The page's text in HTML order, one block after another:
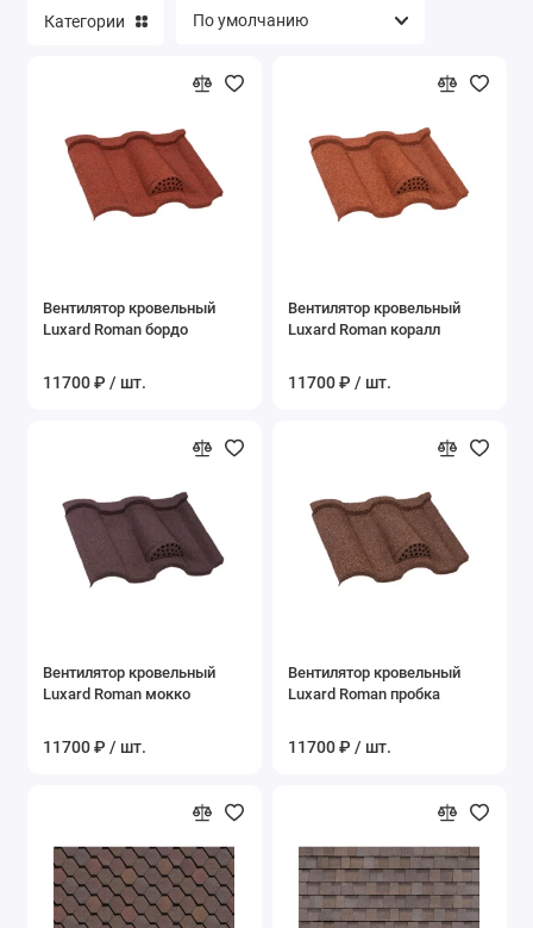
Категории
Вентилятор кровельный
Luxard Roman бордо
11700 ₽ / шт.
Вентилятор кровельный
Luxard Roman коралл
11700 ₽ / шт.
Вентилятор кровельный
Luxard Roman мокко
11700 ₽ / шт.
Вентилятор кровельный
Luxard Roman пробка
11700 ₽ / шт.